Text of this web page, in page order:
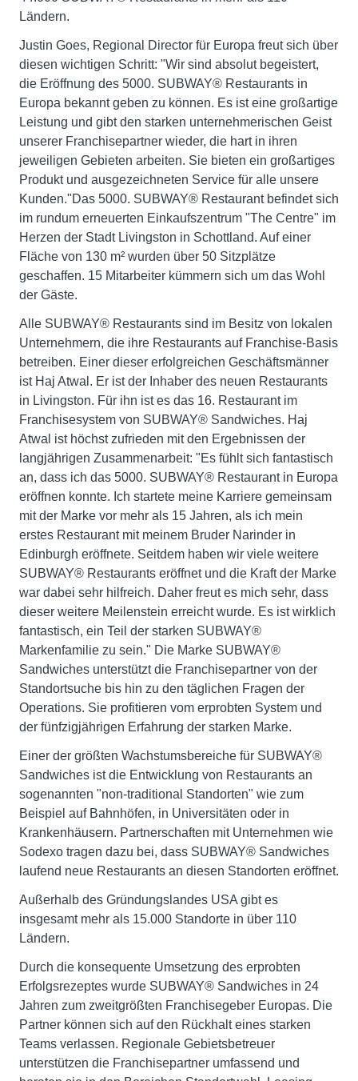
Ländern.
Justin Goes, Regional Director für Europa freut sich über
diesen wichtigen Schritt: "Wir sind absolut begeistert,
die Eröffnung des 5000. SUBWAY® Restaurants in
Europa bekannt geben zu können. Es ist eine großartige
Leistung und gibt den starken unternehmerischen Geist
unserer Franchisepartner wieder, die hart in ihren
jeweiligen Gebieten arbeiten. Sie bieten ein großartiges
Produkt und ausgezeichneten Service für alle unsere
Kunden."Das 5000. SUBWAY® Restaurant befindet sich
im rundum erneuerten Einkaufszentrum "The Centre" im
Herzen der Stadt Livingston in Schottland. Auf einer
Fläche von 130 m² wurden über 50 Sitzplätze
geschaffen. 15 Mitarbeiter kümmern sich um das Wohl
der Gäste.
Alle SUBWAY® Restaurants sind im Besitz von lokalen
Unternehmern, die ihre Restaurants auf Franchise-Basis
betreiben. Einer dieser erfolgreichen Geschäftsmänner
ist Haj Atwal. Er ist der Inhaber des neuen Restaurants
in Livingston. Für ihn ist es das 16. Restaurant im
Franchisesystem von SUBWAY® Sandwiches. Haj
Atwal ist höchst zufrieden mit den Ergebnissen der
langjährigen Zusammenarbeit: "Es fühlt sich fantastisch
an, dass ich das 5000. SUBWAY® Restaurant in Europa
eröffnen konnte. Ich startete meine Karriere gemeinsam
mit der Marke vor mehr als 15 Jahren, als ich mein
erstes Restaurant mit meinem Bruder Narinder in
Edinburgh eröffnete. Seitdem haben wir viele weitere
SUBWAY® Restaurants eröffnet und die Kraft der Marke
war dabei sehr hilfreich. Daher freut es mich sehr, dass
dieser weitere Meilenstein erreicht wurde. Es ist wirklich
fantastisch, ein Teil der starken SUBWAY®
Markenfamilie zu sein." Die Marke SUBWAY®
Sandwiches unterstützt die Franchisepartner von der
Standortsuche bis hin zu den täglichen Fragen der
Operations. Sie profitieren vom erprobten System und
der fünfzigjährigen Erfahrung der starken Marke.
Einer der größten Wachstumsbereiche für SUBWAY®
Sandwiches ist die Entwicklung von Restaurants an
sogenannten "non-traditional Standorten" wie zum
Beispiel auf Bahnhöfen, in Universitäten oder in
Krankenhäusern. Partnerschaften mit Unternehmen wie
Sodexo tragen dazu bei, dass SUBWAY® Sandwiches
laufend neue Restaurants an diesen Standorten eröffnet.
Außerhalb des Gründungslandes USA gibt es
insgesamt mehr als 15.000 Standorte in über 110
Ländern.
Durch die konsequente Umsetzung des erprobten
Erfolgsrezeptes wurde SUBWAY® Sandwiches in 24
Jahren zum zweitgrößten Franchisegeber Europas. Die
Partner können sich auf den Rückhalt eines starken
Teams verlassen. Regionale Gebietsbetreuer
unterstützen die Franchisepartner umfassend und